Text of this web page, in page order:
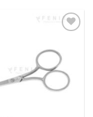
preferiti